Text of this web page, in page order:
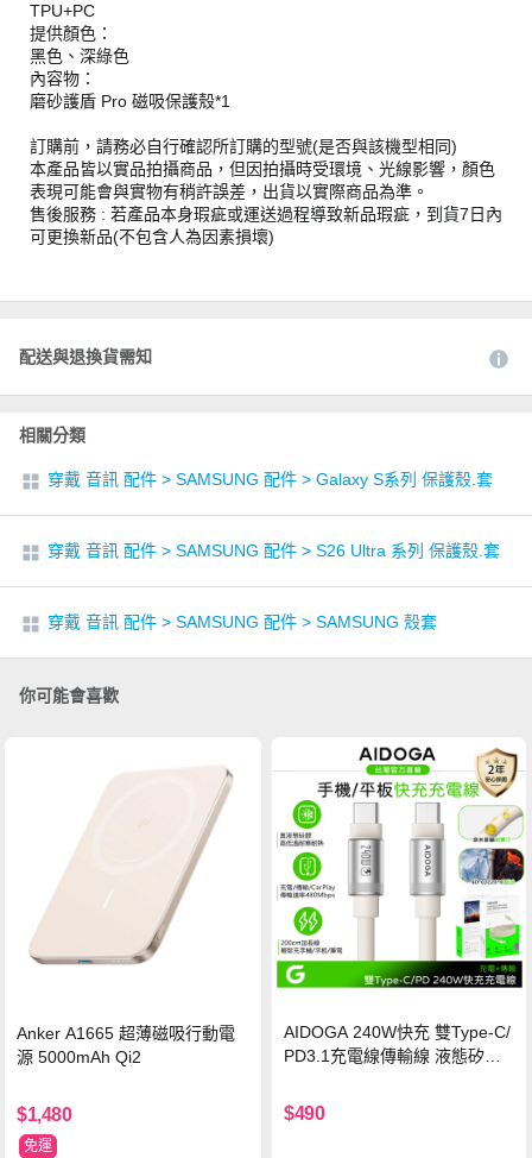
TPU+PC
提供顏色：
黑色、深綠色
內容物：
磨砂護盾 Pro 磁吸保護殼*1
訂購前，請務必自行確認所訂購的型號(是否與該機型相同)
本產品皆以實品拍攝商品，但因拍攝時受環境、光線影響，顏色
表現可能會與實物有稍許誤差，出貨以實際商品為準。
售後服務 : 若產品本身瑕疵或運送過程導致新品瑕疵，到貨7日內
可更換新品(不包含人為因素損壞)
配送與退換貨需知
相關分類
穿戴 音訊 配件 > SAMSUNG 配件 > Galaxy S系列 保護殼.套
穿戴 音訊 配件 > SAMSUNG 配件 > S26 Ultra 系列 保護殼.套
穿戴 音訊 配件 > SAMSUNG 配件 > SAMSUNG 殼套
你可能會喜歡
Anker A1665 超薄磁吸行動電
源 5000mAh Qi2
$1,480
免運
AIDOGA 240W快充 雙Type-C/
PD3.1充電線傳輸線 液態矽膠
機/平板/筆電
$490